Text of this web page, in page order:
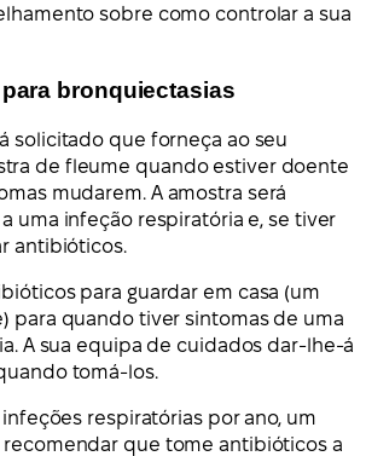
sobre como controlar a sua
bronquiectasias
solicitado que forneça ao seu
de fleume quando estiver doente
mudarem. A amostra será
uma infeção respiratória e, se tiver
antibióticos.
para guardar em casa (um
para quando tiver sintomas de uma
A sua equipa de cuidados dar-lhe-á
tomá-los.
respiratórias por ano, um
que tome antibióticos a